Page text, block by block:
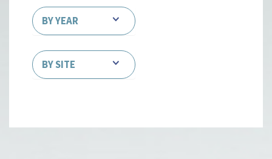
BY YEAR
BY SITE